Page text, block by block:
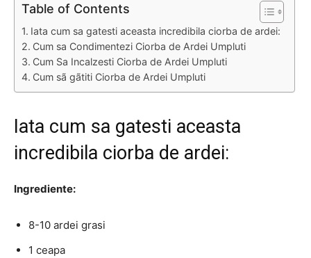
Table of Contents
Iata cum sa gatesti aceasta incredibila ciorba de ardei:
Cum sa Condimentezi Ciorba de Ardei Umpluti
Cum Sa Incalzesti Ciorba de Ardei Umpluti
Cum sã gãtiti Ciorba de Ardei Umpluti
Iata cum sa gatesti aceasta
incredibila ciorba de ardei:
Ingrediente:
8-10 ardei grasi
1 ceapa